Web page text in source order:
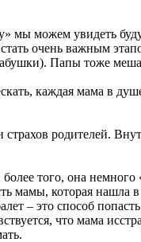
мы можем увидеть
очень важным
Папы тоже
каждая мама в
родителей.
того, она
которая нашла
– это способ
что мама